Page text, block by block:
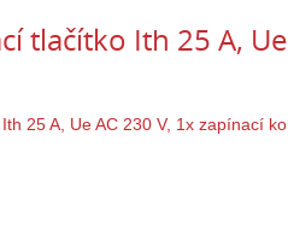
tlačítko Ith 25 A,